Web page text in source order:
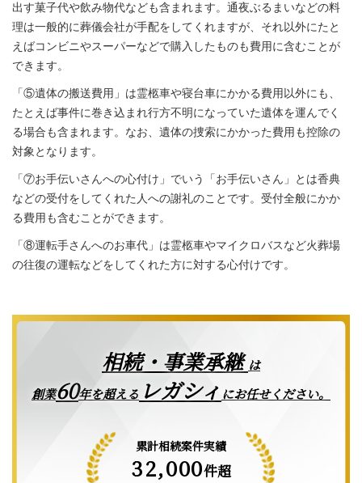
出す菓子代や飲み物代なども含まれます。通夜ぶるまいなどの料
理は一般的に葬儀会社が手配をしてくれますが、それ以外にたと
えばコンビニやスーパーなどで購入したものも費用に含むことが
できます。
「⑤遺体の搬送費用」は霊柩車や寝台車にかかる費用以外にも、
たとえば事件に巻き込まれ行方不明になっていた遺体を運んでく
る場合も含まれます。なお、遺体の捜索にかかった費用も控除の
対象となります。
「⑦お手伝いさんへの心付け」でいう「お手伝いさん」とは香典
などの受付をしてくれた人への謝礼のことです。受付全般にかか
る費用も含むことができます。
「⑧運転手さんへのお車代」は霊柩車やマイクロバスなど火葬場
の往復の運転などをしてくれた方に対する心付けです。
相続・事業承継は
創業60年を超える レガシィ にお任せください。
累計相続案件実績
32,000件超